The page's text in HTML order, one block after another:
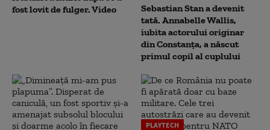
fost lovit de fulger. Video
Sebastian Stan a devenit
tată. Annabelle Wallis,
iubita actorului originar
din Constanța, a născut
primul copil al cuplului
PLAYTECH